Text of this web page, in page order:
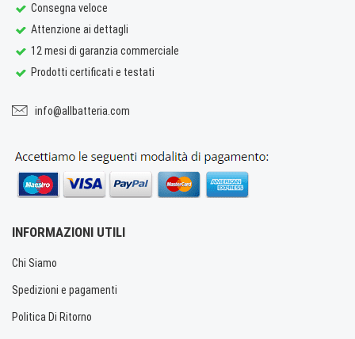
Consegna veloce
Attenzione ai dettagli
12 mesi di garanzia commerciale
Prodotti certificati e testati
info@allbatteria.com
INFORMAZIONI UTILI
Chi Siamo
Spedizioni e pagamenti
Politica Di Ritorno